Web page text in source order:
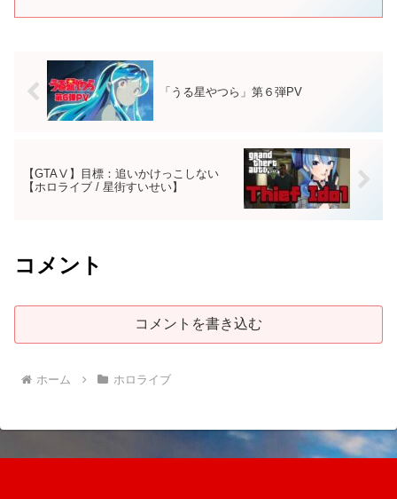
「うる星やつら」第６弾PV
【GTAⅤ】目標：追いかけっこしない
【ホロライブ / 星街すいせい】
コメント
コメントを書き込む
ホーム ホロライブ